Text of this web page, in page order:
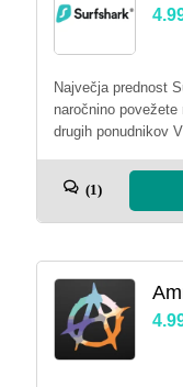
Največja prednost
naročnino
drugih ponudnikov
(1)